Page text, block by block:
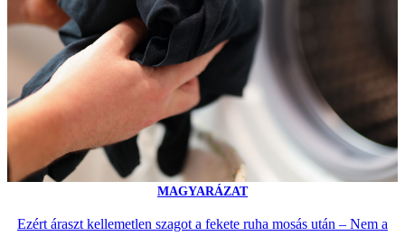
MAGYARÁZAT
Ezért áraszt kellemetlen szagot a fekete ruha mosás után – Nem a